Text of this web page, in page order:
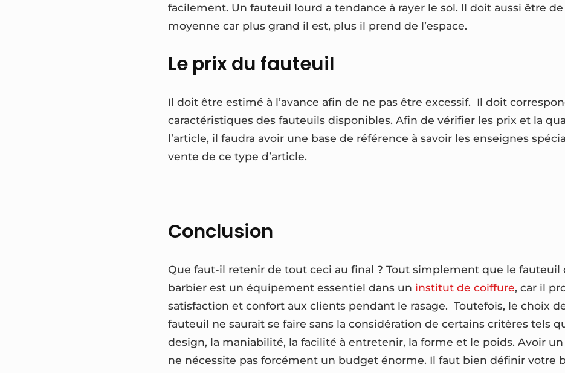
facilement. Un fauteuil lourd a tendance à rayer le sol. Il doit aussi être
moyenne car plus grand il est, plus il prend de l’espace.
Le prix du fauteuil
Il doit être estimé à l’avance afin de ne pas être excessif. Il doit
caractéristiques des fauteuils disponibles. Afin de vérifier les prix et la
l’article, il faudra avoir une base de référence à savoir les enseignes
vente de ce type d’article.
Conclusion
Que faut-il retenir de tout ceci au final ? Tout simplement que le fauteuil
barbier est un équipement essentiel dans un institut de coiffure, car il
satisfaction et confort aux clients pendant le rasage. Toutefois, le choix
fauteuil ne saurait se faire sans la considération de certains critères tels
design, la maniabilité, la facilité à entretenir, la forme et le poids. Avoir
ne nécessite pas forcément un budget énorme. Il faut bien définir votre